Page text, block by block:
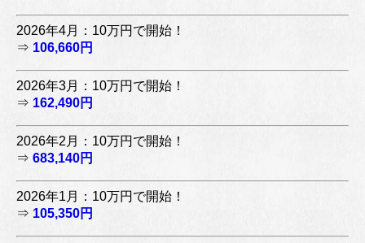
2026年4月：10万円で開始！
⇒ 106,660円
2026年3月：10万円で開始！
⇒ 162,490円
2026年2月：10万円で開始！
⇒ 683,140円
2026年1月：10万円で開始！
⇒ 105,350円